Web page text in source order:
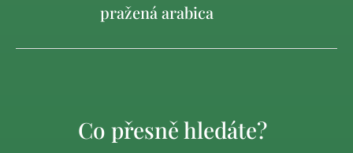
pražená arabica
Co přesně hledáte?